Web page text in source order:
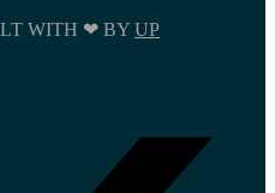
WITH ❤ BY UP